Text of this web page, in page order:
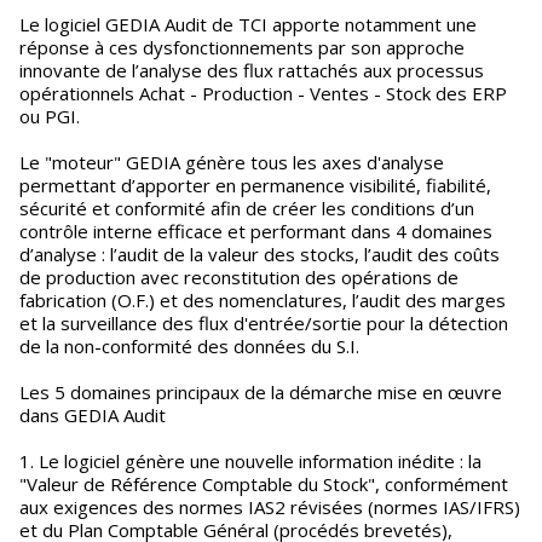
Le logiciel GEDIA Audit de TCI apporte notamment une
réponse à ces dysfonctionnements par son approche
innovante de l’analyse des flux rattachés aux processus
opérationnels Achat - Production - Ventes - Stock des ERP
ou PGI.
Le "moteur" GEDIA génère tous les axes d'analyse
permettant d’apporter en permanence visibilité, fiabilité,
sécurité et conformité afin de créer les conditions d’un
contrôle interne efficace et performant dans 4 domaines
d’analyse : l’audit de la valeur des stocks, l’audit des coûts
de production avec reconstitution des opérations de
fabrication (O.F.) et des nomenclatures, l’audit des marges
et la surveillance des flux d'entrée/sortie pour la détection
de la non-conformité des données du S.I.
Les 5 domaines principaux de la démarche mise en œuvre
dans GEDIA Audit
1. Le logiciel génère une nouvelle information inédite : la
"Valeur de Référence Comptable du Stock", conformément
aux exigences des normes IAS2 révisées (normes IAS/IFRS)
et du Plan Comptable Général (procédés brevetés),